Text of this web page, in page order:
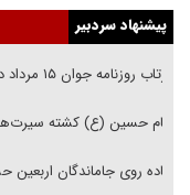
پیشنهاد سردبیر
بازتاب روزنامه جوان ۱۵ مرداد در شبکه خبر
امام حسین (ع) کشته
پیاده روی جاماندگان اربعین